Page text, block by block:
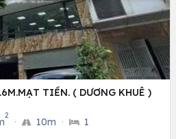
TIỀN. ( DƯƠNG KHUÊ )
2
· 10m · 1